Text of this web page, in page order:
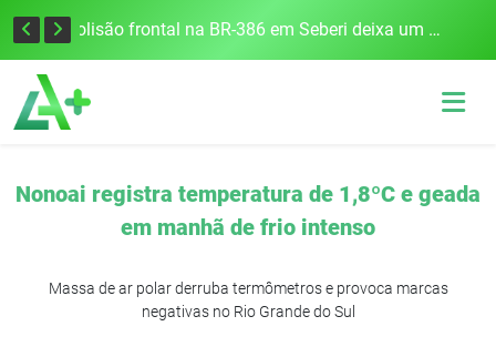
União Frederiquense vence o Gramadense fora de casa e assume a terceira posição na Divisão de Acesso Colisão frontal na BR-386 em Seberi deixa um morto e quatro feridos
Nonoai registra temperatura de 1,8ºC e geada
em manhã de frio intenso
Massa de ar polar derruba termômetros e provoca marcas
negativas no Rio Grande do Sul